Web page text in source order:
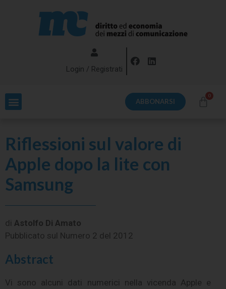
Login / Registrati
ABBONARSI
Riflessioni sul valore di
Apple dopo la lite con
Samsung
di Astolfo Di Amato
Pubblicato sul Numero 2 del 2012
Abstract
Vi sono alcuni dati numerici nella vicenda Apple e